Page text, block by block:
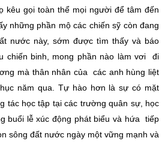
kêu gọi toàn thể mọi người để tâm đến
những phần mộ các chiến sỹ còn đang
nước này, sớm được tìm thấy và báo
chiến binh, mong phần nào làm vơi đi
mà thân nhân của các anh hùng liệt
năm qua. Tự hào hơn là sự có mặt
tác học tập tại các trường quân sự, học
buổi lễ xúc động phát biểu và hứa tiếp
sông đất nước ngày một vững mạnh và